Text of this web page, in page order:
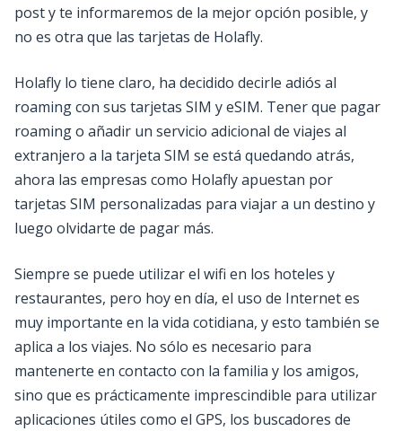
post y te informaremos de la mejor opción posible, y
no es otra que las tarjetas de Holafly.
Holafly lo tiene claro, ha decidido decirle adiós al
roaming con sus tarjetas SIM y eSIM. Tener que pagar
roaming o añadir un servicio adicional de viajes al
extranjero a la tarjeta SIM se está quedando atrás,
ahora las empresas como Holafly apuestan por
tarjetas SIM personalizadas para viajar a un destino y
luego olvidarte de pagar más.
Siempre se puede utilizar el wifi en los hoteles y
restaurantes, pero hoy en día, el uso de Internet es
muy importante en la vida cotidiana, y esto también se
aplica a los viajes. No sólo es necesario para
mantenerte en contacto con la familia y los amigos,
sino que es prácticamente imprescindible para utilizar
aplicaciones útiles como el GPS, los buscadores de